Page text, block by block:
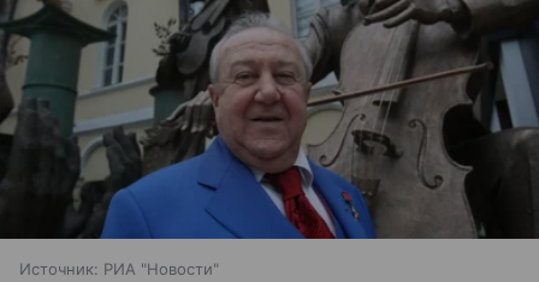
Источник: РИА "Новости"